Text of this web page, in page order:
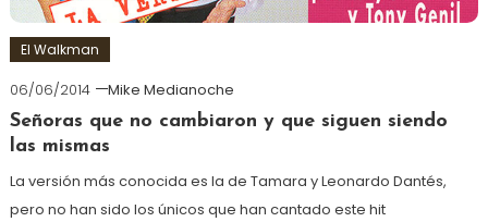
El Walkman
06/06/2014
Mike Medianoche
Señoras que no cambiaron y que siguen siendo
las mismas
La versión más conocida es la de Tamara y Leonardo Dantés,
pero no han sido los únicos que han cantado este hit